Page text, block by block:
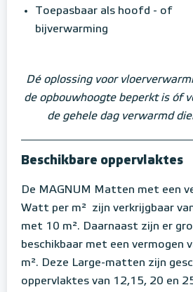
Toepasbaar als hoofd - of
bijverwarming
Dé oplossing voor
de opbouwhoogte beperkt is óf
de gehele dag verwarmd
Beschikbare oppervlaktes
De MAGNUM Matten met een
Watt per m² zijn verkrijgbaar
met 10 m². Daarnaast zijn er
beschikbaar met een vermogen
m². Deze Large-matten zijn
oppervlaktes van 12,15, 20 en